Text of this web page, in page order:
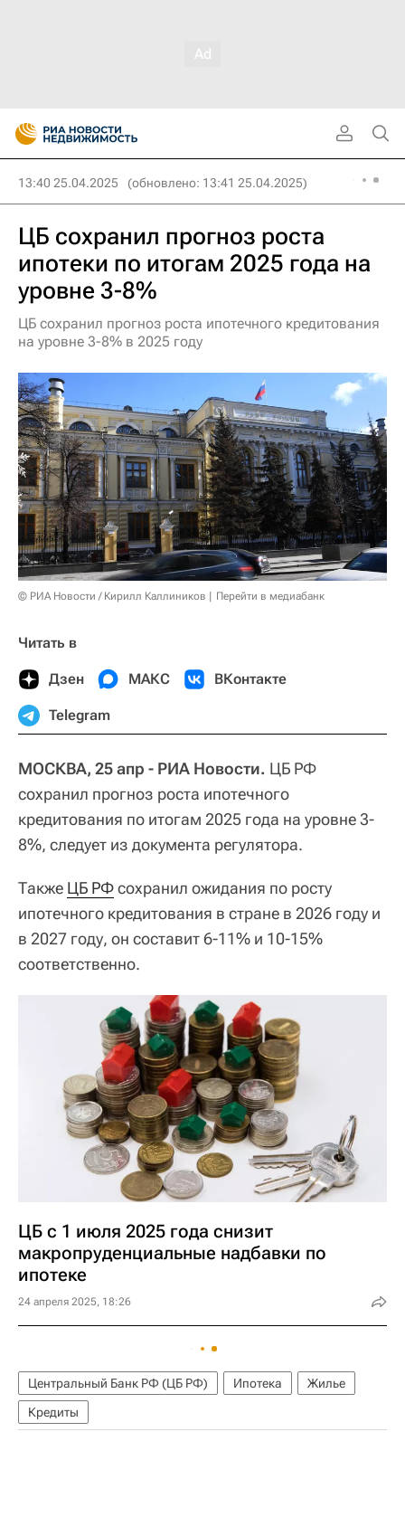
13:40 25.04.2025 (обновлено: 13:41 25.04.2025)
ЦБ сохранил прогноз роста
ипотеки по итогам 2025 года на
уровне 3-8%
ЦБ сохранил прогноз роста ипотечного кредитования
на уровне 3-8% в 2025 году
© РИА Новости / Кирилл Каллиников Перейти в медиабанк
Читать в
Дзен МАКС ВКонтакте
Telegram
МОСКВА, 25 апр - РИА Новости. ЦБ РФ
сохранил прогноз роста ипотечного
кредитования по итогам 2025 года на уровне 3-
8%, следует из документа регулятора.
Также ЦБ РФсохранил ожидания по росту
ипотечного кредитования в стране в 2026 году и
в 2027 году, он составит 6-11% и 10-15%
соответственно.
ЦБ с 1 июля 2025 года снизит
макропруденциальные надбавки по
ипотеке
24 апреля 2025, 18:26
Центральный Банк РФ (ЦБ РФ) Ипотека
Жилье
Кредиты